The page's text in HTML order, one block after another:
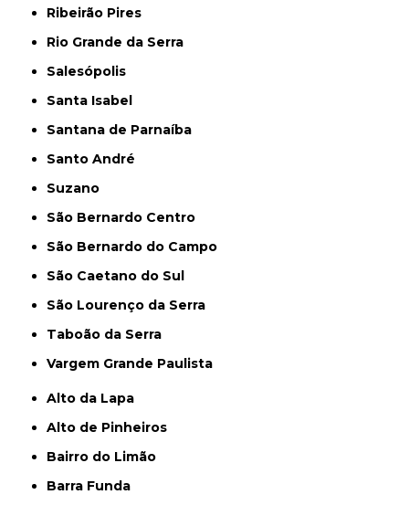
Ribeirão Pires
Rio Grande da Serra
Salesópolis
Santa Isabel
Santana de Parnaíba
Santo André
Suzano
São Bernardo Centro
São Bernardo do Campo
São Caetano do Sul
São Lourenço da Serra
Taboão da Serra
Vargem Grande Paulista
Alto da Lapa
Alto de Pinheiros
Bairro do Limão
Barra Funda